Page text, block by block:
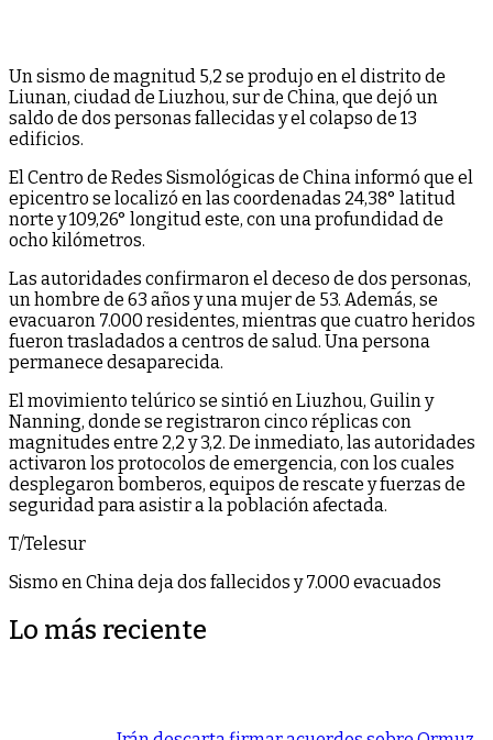
Un sismo de magnitud 5,2 se produjo en el distrito de
Liunan, ciudad de Liuzhou, sur de China, que dejó un
saldo de dos personas fallecidas y el colapso de 13
edificios.
El Centro de Redes Sismológicas de China informó que el
epicentro se localizó en las coordenadas 24,38° latitud
norte y 109,26° longitud este, con una profundidad de
ocho kilómetros.
Las autoridades confirmaron el deceso de dos personas,
un hombre de 63 años y una mujer de 53. Además, se
evacuaron 7.000 residentes, mientras que cuatro heridos
fueron trasladados a centros de salud. Una persona
permanece desaparecida.
El movimiento telúrico se sintió en Liuzhou, Guilin y
Nanning, donde se registraron cinco réplicas con
magnitudes entre 2,2 y 3,2. De inmediato, las autoridades
activaron los protocolos de emergencia, con los cuales
desplegaron bomberos, equipos de rescate y fuerzas de
seguridad para asistir a la población afectada.
T/Telesur
Sismo en China deja dos fallecidos y 7.000 evacuados
Lo más reciente